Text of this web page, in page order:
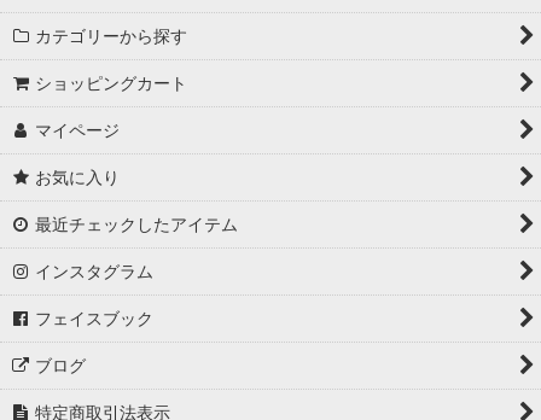
カテゴリーから探す
ショッピングカート
マイページ
お気に入り
最近チェックしたアイテム
インスタグラム
フェイスブック
ブログ
特定商取引法表示